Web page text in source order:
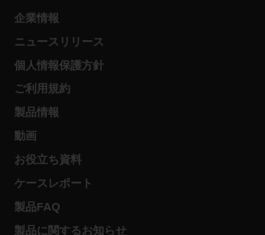
企業情報
ニュースリリース
個人情報保護方針
ご利用規約
製品情報
動画
お役立ち資料
ケースレポート
製品FAQ
製品に関するお知らせ